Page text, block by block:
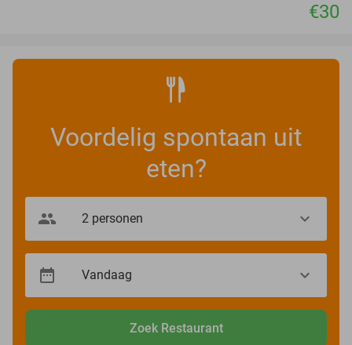
€30
Voordelig spontaan uit
eten?
Zoek Restaurant